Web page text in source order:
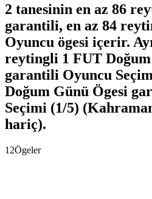
2 tanesinin en az 86
garantili, en az 84
Oyuncu ögesi içerir.
reytingli 1 FUT
garantili Oyuncu
Doğum Günü Ögesi
Seçimi (1/5)
hariç).
12Ögeler